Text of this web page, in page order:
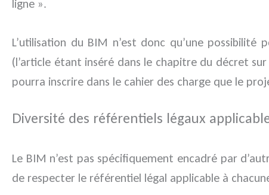
ligne ».
L’utilisation du BIM n’est donc qu’une
(l’article étant inséré dans le chapitre du décret
pourra inscrire dans le cahier des charge que le
Diversité des référentiels légaux
Le BIM n’est pas spécifiquement encadré par
de respecter le référentiel légal applicable à